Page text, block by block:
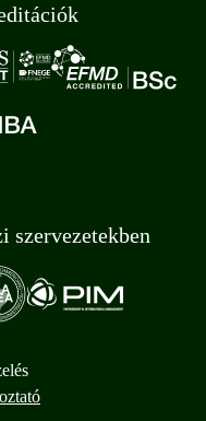
szervezetekben